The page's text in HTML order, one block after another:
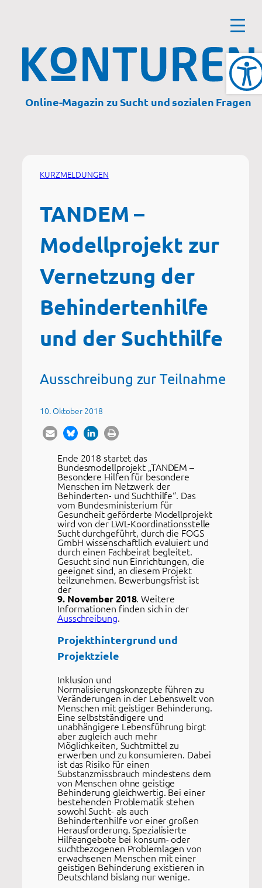
Online-Magazin zu Sucht und sozialen Fragen
KURZMELDUNGEN
TANDEM –
Modellprojekt zur
Vernetzung der
Behindertenhilfe
und der Suchthilfe
Ausschreibung zur Teilnahme
10. Oktober 2018
Ende 2018 startet das
Bundesmodellprojekt „TANDEM –
Besondere Hilfen für besondere
Menschen im Netzwerk der
Behinderten- und Suchthilfe“. Das
vom Bundesministerium für
Gesundheit geförderte Modellprojekt
wird von der LWL-Koordinationsstelle
Sucht durchgeführt, durch die FOGS
GmbH wissenschaftlich evaluiert und
durch einen Fachbeirat begleitet.
Gesucht sind nun Einrichtungen, die
geeignet sind, an diesem Projekt
teilzunehmen. Bewerbungsfrist ist
der
9. November 2018. Weitere
Informationen finden sich in der
Ausschreibung.
Projekthintergrund und
Projektziele
Inklusion und
Normalisierungskonzepte führen zu
Veränderungen in der Lebenswelt von
Menschen mit geistiger Behinderung.
Eine selbstständigere und
unabhängigere Lebensführung birgt
aber zugleich auch mehr
Möglichkeiten, Suchtmittel zu
erwerben und zu konsumieren. Dabei
ist das Risiko für einen
Substanzmissbrauch mindestens dem
von Menschen ohne geistige
Behinderung gleichwertig. Bei einer
bestehenden Problematik stehen
sowohl Sucht- als auch
Behindertenhilfe vor einer großen
Herausforderung. Spezialisierte
Hilfeangebote bei konsum- oder
suchtbezogenen Problemlagen von
erwachsenen Menschen mit einer
geistigen Behinderung existieren in
Deutschland bislang nur wenige.